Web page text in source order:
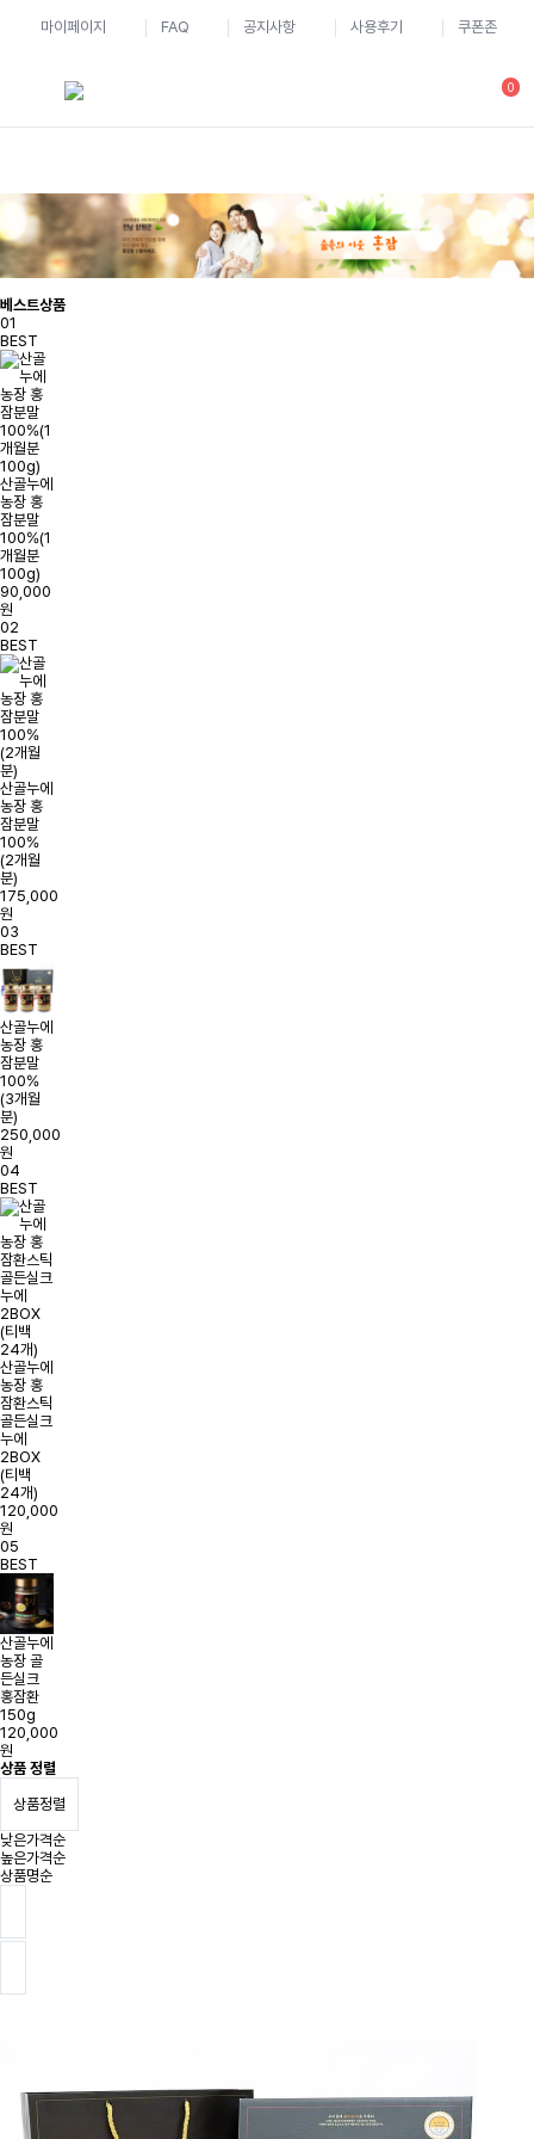
마이페이지 FAQ 공지사항 사용후기 쿠폰존
0
베스트상품
01
BEST
산골누에
농장 홍
잠분말
100%(1
개월분
100g)
90,000
원
02
BEST
산골누에
농장 홍
잠분말
100%
(2개월
분)
175,000
원
03
BEST
산골누에
농장 홍
잠분말
100%
(3개월
분)
250,000
원
04
BEST
산골누에
농장 홍
잠환스틱
골든실크
누에
2BOX
(티백
24개)
120,000
원
05
BEST
산골누에
농장 골
든실크
홍잠환
150g
120,000
원
상품 정렬
상품정렬
낮은가격순
높은가격순
상품명순